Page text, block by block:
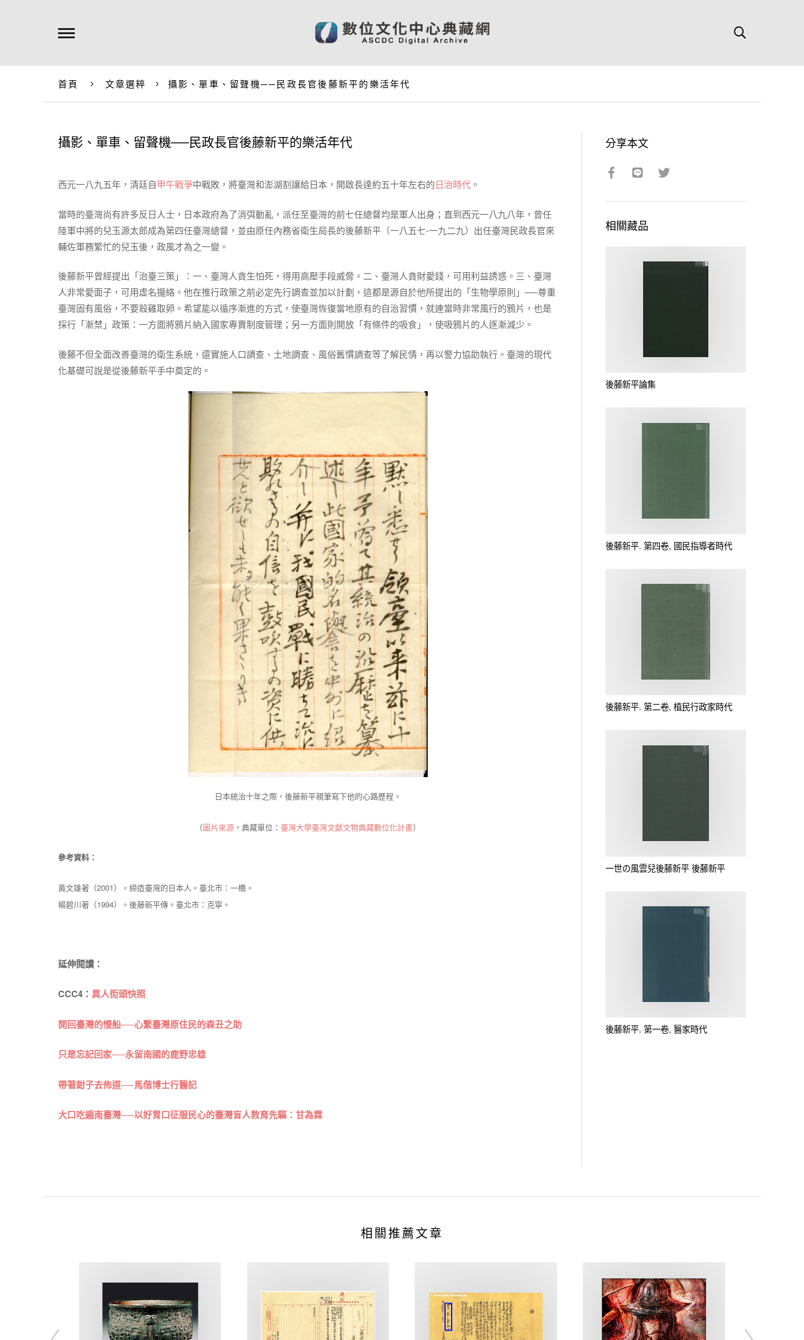
首頁 文章選粹 攝影、單車、留聲機──民政長官後藤新平的樂活年代
攝影、單車、留聲機──民政長官後藤新平的樂活年代
西元一八九五年，清廷自甲午戰爭中戰敗，將臺灣和澎湖割讓給日本，開啟長達約五十年左右的日治時代 。
當時的臺灣尚有許多反日人士，日本政府為了消弭動亂，派任至臺灣的前七任總督均是軍人出身；直到西元一八九八年，曾任
陸軍中將的兒玉源太郎成為第四任臺灣總督，並由原任內務省衛生局長的後藤新平（一八五七-一九二九）出任臺灣民政長官來
輔佐軍務繁忙的兒玉後，政風才為之一變。
後藤新平曾經提出「治臺三策」：一、臺灣人貪生怕死，得用高壓手段威脅。二、臺灣人貪財愛錢，可用利益誘惑。三、臺灣
人非常愛面子，可用虛名攏絡。他在推行政策之前必定先行調查並加以計劃，這都是源自於他所提出的「生物學原則」──尊重
臺灣固有風俗，不要殺雞取卵。希望能以循序漸進的方式，使臺灣恢復當地原有的自治習慣，就連當時非常風行的鴉片，也是
採行「漸禁」政策：一方面將鴉片納入國家專賣制度管理；另一方面則開放「有條件的吸食」，使吸鴉片的人逐漸減少。
後藤不但全面改善臺灣的衛生系統，還實施人口調查、土地調查、風俗舊慣調查等了解民情，再以警力協助執行。臺灣的現代
化基礎可說是從後藤新平手中奠定的。
日本統治十年之際，後藤新平親筆寫下他的心路歷程。
（圖片來源 ，典藏單位： 臺灣大學臺灣文獻文物典藏數位化計畫）
參考資料：
黃文雄著（2001）。締造臺灣的日本人。臺北市：一橋。
楊碧川著（1994）。後藤新平傳。臺北市：克寧。
延伸閱讀：
CCC4： 異人街頭快照
開回臺灣的慢船──心繫臺灣原住民的森丑之助
只是忘記回家──永留南國的鹿野忠雄
帶著鉗子去佈道──馬偕博士行醫記
大口吃遍南臺灣──以好胃口征服民心的臺灣盲人教育先驅：甘為霖
分享本文
相關藏品
後藤新平論集
後藤新平. 第四卷, 國民指導者時代
後藤新平. 第二卷, 植民行政家時代
一世の風雲兒後藤新平 後藤新平
後藤新平. 第一卷, 醫家時代
相關推薦文章